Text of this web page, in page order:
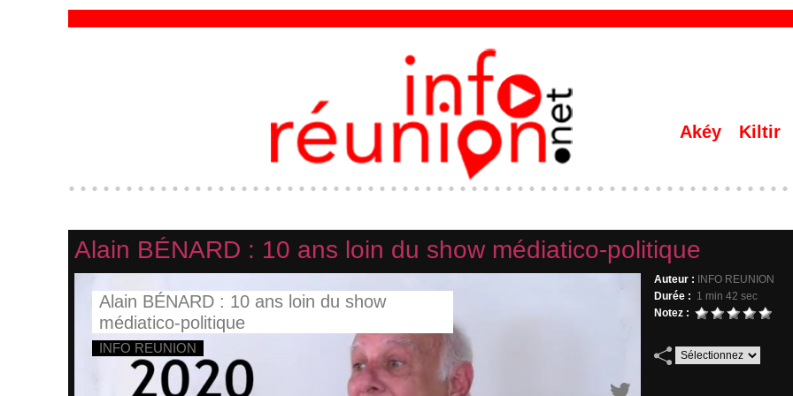
Akéy Kiltir
Alain BÉNARD : 10 ans loin du show médiatico-politique
Auteur :
INFO REUNION
Durée : 1 min 42 sec
Notez :